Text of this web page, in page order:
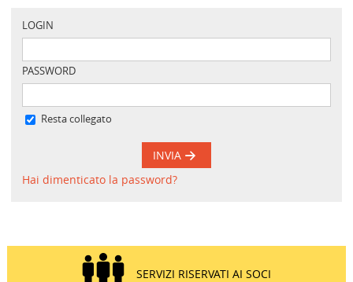
LOGIN
PASSWORD
Resta collegato
INVIA
Hai dimenticato la password?
SERVIZI RISERVATI AI SOCI